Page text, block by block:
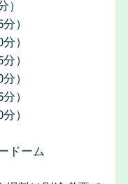
）
）
）
）
）
）
）
ドーム